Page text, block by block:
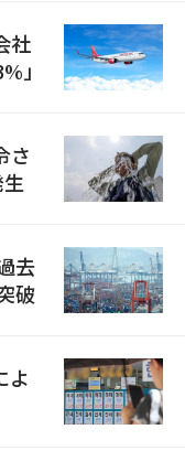
社
」
さ
去
破
よ